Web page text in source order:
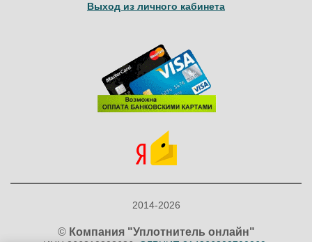
Выход из личного кабинета
2014-2026
© Компания "Уплотнитель онлайн"